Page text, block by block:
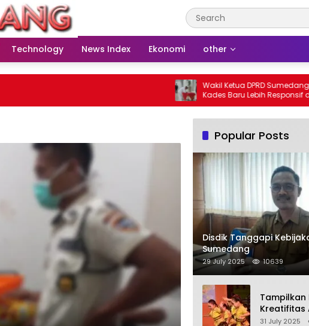
Technology News Index Ekonomi other
Wakil Ketua DPRD Sumedang
Kades Baru Lebih Responsif dan
Warga
Popular Posts
Disdik Tanggapi
Sumedang
29 July 2025 10639
Tampilkan
Kreatifitas
Sumedang,
31 July 2025